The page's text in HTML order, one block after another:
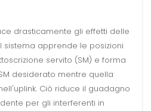
drasticamente gli effetti delle
sistema apprende le posizioni
servito (SM) e forma
desiderato mentre quella
Ciò riduce il guadagno
per gli interferenti in